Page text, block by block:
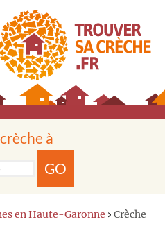
à
GO
en Haute-Garonne › Crèche